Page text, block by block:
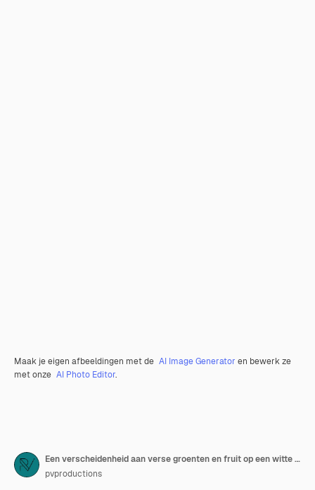
Maak je eigen afbeeldingen met de AI Image Generator en bewerk ze
met onze AI Photo Editor.
Een verscheidenheid aan verse groenten en fruit op een witte achtergrond plat lag
pvproductions